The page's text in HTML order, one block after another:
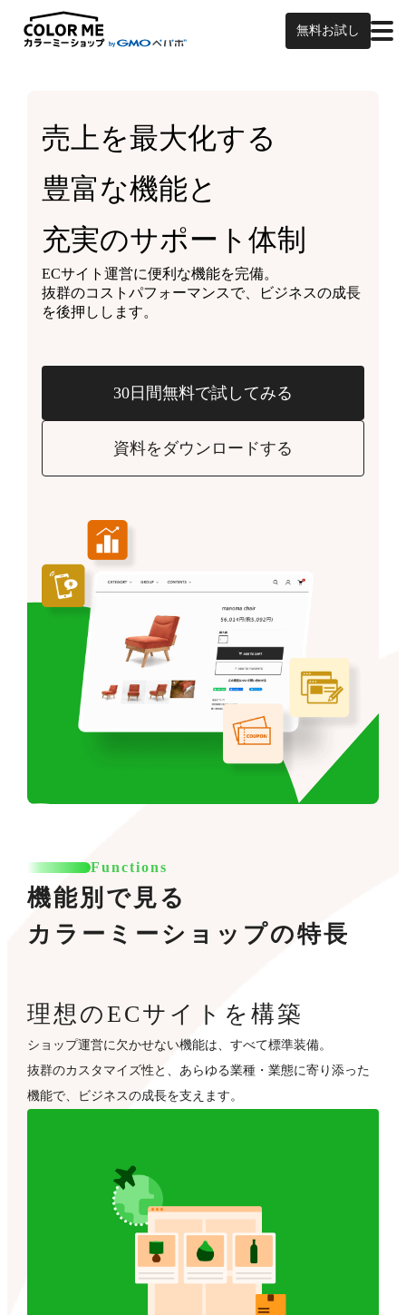
無料お試し
売上を最大化する
豊富な機能と
充実のサポート体制
ECサイト運営に便利な機能を完備。
抜群のコストパフォーマンスで、ビジネスの成長
を後押しします。
30日間無料で試してみる
資料をダウンロードする
Functions
機能別で見る
カラーミーショップの特長
理想のECサイトを構築
ショップ運営に欠かせない機能は、すべて標準装備。
抜群のカスタマイズ性と、あらゆる業種・業態に寄り添った
機能で、ビジネスの成長を支えます。